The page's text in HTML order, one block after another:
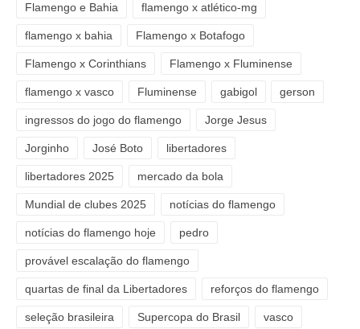
Flamengo e Bahia flamengo x atlético-mg
flamengo x bahia Flamengo x Botafogo
Flamengo x Corinthians Flamengo x Fluminense
flamengo x vasco Fluminense gabigol gerson
ingressos do jogo do flamengo Jorge Jesus
Jorginho José Boto libertadores
libertadores 2025 mercado da bola
Mundial de clubes 2025 notícias do flamengo
notícias do flamengo hoje pedro
provável escalação do flamengo
quartas de final da Libertadores reforços do flamengo
seleção brasileira Supercopa do Brasil vasco